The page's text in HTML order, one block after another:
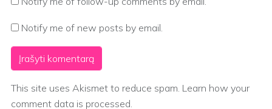
Notify me of new posts by email.
This site uses Akismet to reduce spam. Learn how your
comment data is processed.